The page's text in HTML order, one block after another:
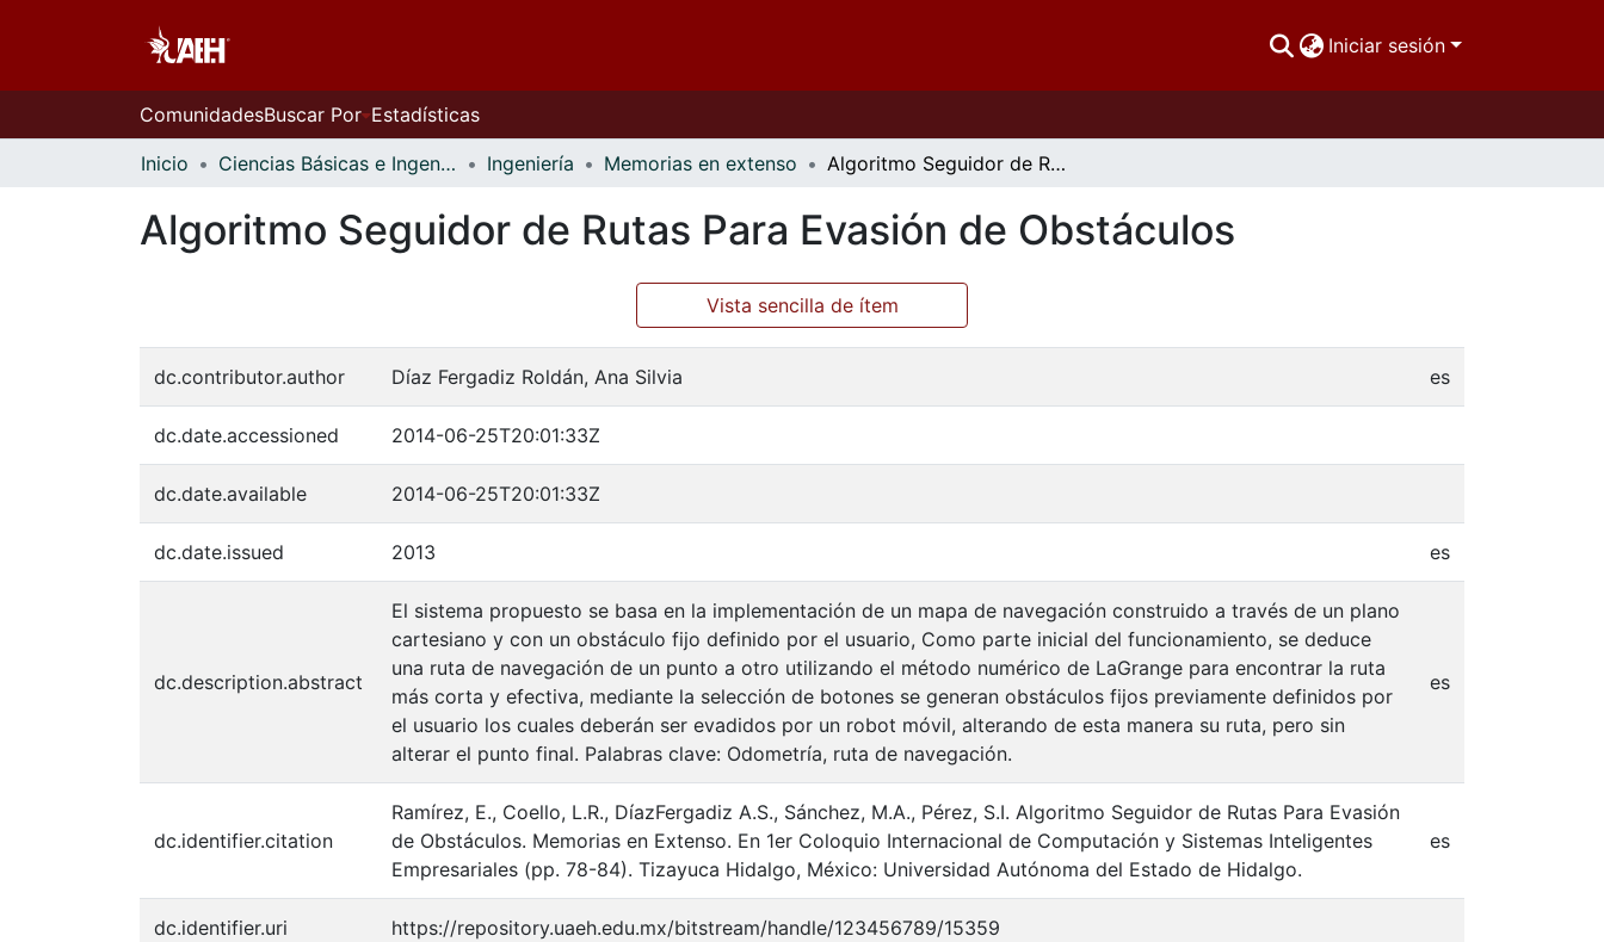
Iniciar sesión
ComunidadesBuscar Por Estadísticas
Inicio Ciencias Básicas e Ingeniería Ingeniería Memorias en extenso Algoritmo Seguidor de Rutas Para Evasión de Obstáculos
Algoritmo Seguidor de Rutas Para Evasión de Obstáculos
Vista sencilla de ítem
dc.contributor.author Díaz Fergadiz Roldán, Ana Silvia es
dc.date.accessioned 2014-06-25T20:01:33Z
dc.date.available 2014-06-25T20:01:33Z
dc.date.issued 2013 es
dc.description.abstract
El sistema propuesto se basa en la implementación de un mapa de navegación construido a través de un plano
cartesiano y con un obstáculo fijo definido por el usuario, Como parte inicial del funcionamiento, se deduce
una ruta de navegación de un punto a otro utilizando el método numérico de LaGrange para encontrar la ruta
más corta y efectiva, mediante la selección de botones se generan obstáculos fijos previamente definidos por
el usuario los cuales deberán ser evadidos por un robot móvil, alterando de esta manera su ruta, pero sin
alterar el punto final. Palabras clave: Odometría, ruta de navegación.
es
dc.identifier.citation
Ramírez, E., Coello, L.R., DíazFergadiz A.S., Sánchez, M.A., Pérez, S.I. Algoritmo Seguidor de Rutas Para Evasión
de Obstáculos. Memorias en Extenso. En 1er Coloquio Internacional de Computación y Sistemas Inteligentes
Empresariales (pp. 78-84). Tizayuca Hidalgo, México: Universidad Autónoma del Estado de Hidalgo.
es
dc.identifier.uri https://repository.uaeh.edu.mx/bitstream/handle/123456789/15359